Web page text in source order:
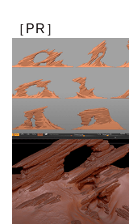
［PR］